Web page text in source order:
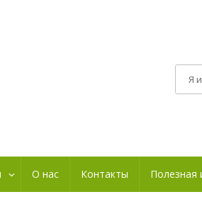
О нас Контакты Полезная